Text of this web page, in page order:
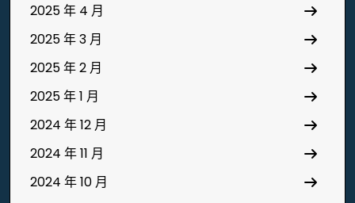
2025 年 4 月
2025 年 3 月
2025 年 2 月
2025 年 1 月
2024 年 12 月
2024 年 11 月
2024 年 10 月